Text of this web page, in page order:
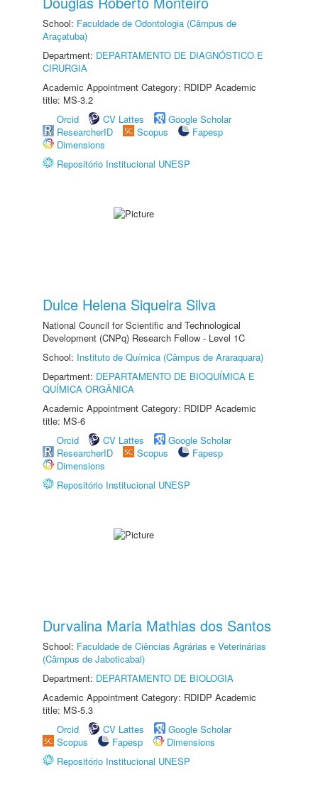
School: Faculdade de Odontologia (Câmpus de
Araçatuba)
Department: DEPARTAMENTO DE DIAGNÓSTICO E
CIRURGIA
Academic Appointment Category: RDIDP Academic
title: MS-3.2
Orcid
CV Lattes
Google Scholar
ResearcherID
Scopus
Fapesp
Dimensions
Repositório Institucional UNESP
Dulce Helena Siqueira Silva
National Council for Scientific and Technological
Development (CNPq) Research Fellow - Level 1C
School: Instituto de Química (Câmpus de Araraquara)
Department: DEPARTAMENTO DE BIOQUÍMICA E
QUÍMICA ORGÂNICA
Academic Appointment Category: RDIDP Academic
title: MS-6
Orcid
CV Lattes
Google Scholar
ResearcherID
Scopus
Fapesp
Dimensions
Repositório Institucional UNESP
Durvalina Maria Mathias dos Santos
School: Faculdade de Ciências Agrárias e Veterinárias
(Câmpus de Jaboticabal)
Department: DEPARTAMENTO DE BIOLOGIA
Academic Appointment Category: RDIDP Academic
title: MS-5.3
Orcid
CV Lattes
Google Scholar
Scopus
Fapesp
Dimensions
Repositório Institucional UNESP